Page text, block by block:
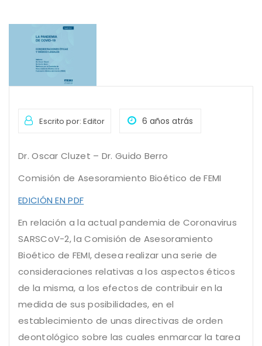
Escrito por: Editor 6 años atrás
Dr. Oscar Cluzet – Dr. Guido Berro
Comisión de Asesoramiento Bioético de FEMI
EDICIÓN EN PDF
En relación a la actual pandemia de Coronavirus
SARSCoV-2, la Comisión de Asesoramiento
Bioético de FEMI, desea realizar una serie de
consideraciones relativas a los aspectos éticos
de la misma, a los efectos de contribuir en la
medida de sus posibilidades, en el
establecimiento de unas directivas de orden
deontológico sobre las cuales enmarcar la tarea